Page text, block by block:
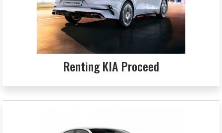
Renting KIA Proceed